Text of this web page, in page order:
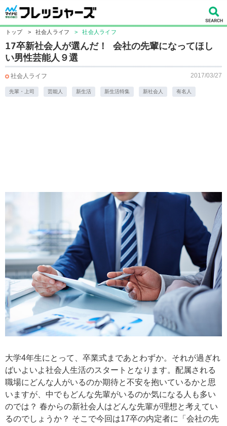
トップ > 社会人ライフ > 社会人ライフ
17卒新社会人が選んだ！ 会社の先輩になってほし
い男性芸能人９選
社会人ライフ 2017/03/27
先輩・上司 芸能人 新生活 新生活特集 新社会人 有名人
大学4年生にとって、卒業式まであとわずか。それが過ぎれ
ばいよいよ社会人生活のスタートとなります。配属される
職場にどんな人がいるのか期待と不安を抱いているかと思
いますが、中でもどんな先輩がいるのか気になる人も多い
のでは？ 春からの新社会人はどんな先輩が理想と考えてい
るのでしょうか？ そこで今回は17卒の内定者に「会社の先